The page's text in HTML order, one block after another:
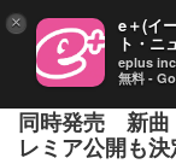
aiko、初のア
同時発売 新曲
レミア公開も
× e＋(イ
ト・ニ
eplus
無料 -